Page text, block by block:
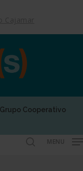
Cooperativo
MENU